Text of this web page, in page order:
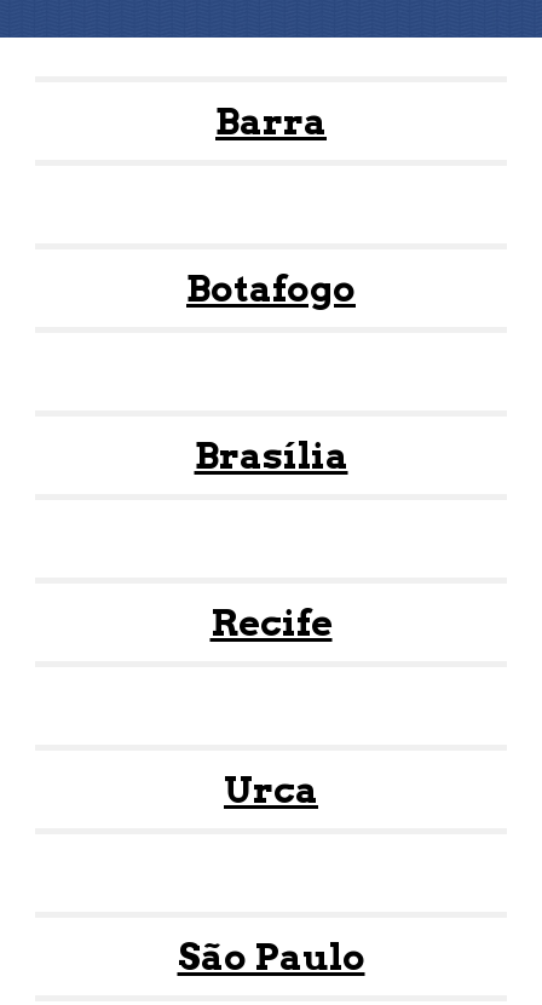
Barra
Botafogo
Brasília
Recife
Urca
São Paulo